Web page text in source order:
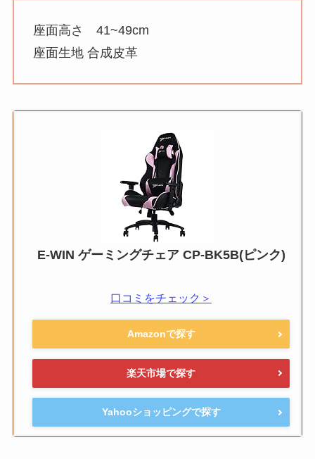
座面高さ 41~49cm
座面生地 合成皮革
E-WIN ゲーミングチェア CP-BK5B(ピンク)
口コミをチェック＞
Amazonで探す
楽天市場で探す
Yahooショッピングで探す